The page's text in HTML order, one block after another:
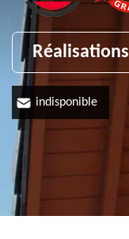
Réalisations
indisponible